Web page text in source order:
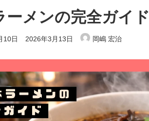
ーメンの完全ガイド
10日
最
終
新
日
時
:
2026年3月13日 岡嶋 宏治